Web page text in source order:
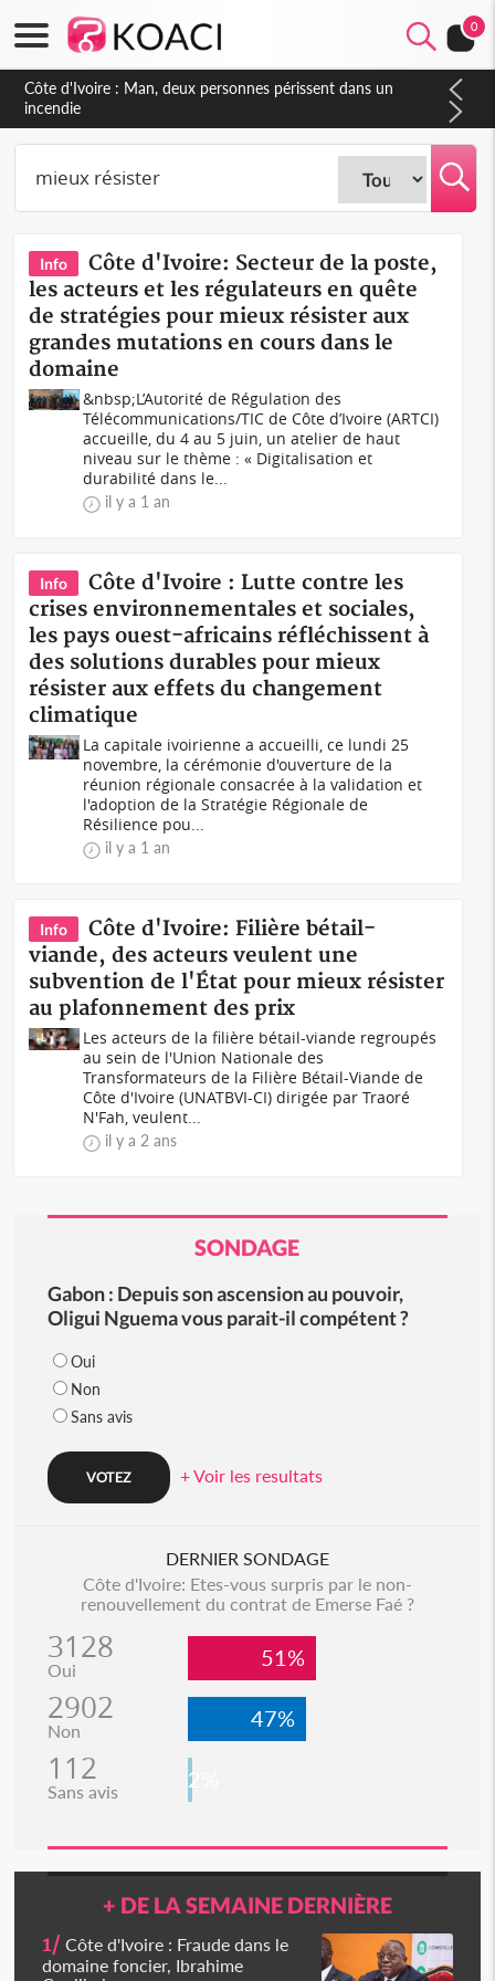
0
Côte d'Ivoire : Man, deux personnes périssent dans un
incendie
Info
Côte d'Ivoire: Secteur de la poste,
les acteurs et les régulateurs en quête
de stratégies pour mieux résister aux
grandes mutations en cours dans le
domaine
&nbsp;L’Autorité de Régulation des
Télécommunications/TIC de Côte d’Ivoire (ARTCI)
accueille, du 4 au 5 juin, un atelier de haut
niveau sur le thème : « Digitalisation et
durabilité dans le...
il y a 1 an
Info
Côte d'Ivoire : Lutte contre les
crises environnementales et sociales,
les pays ouest-africains réfléchissent à
des solutions durables pour mieux
résister aux effets du changement
climatique
La capitale ivoirienne a accueilli, ce lundi 25
novembre, la cérémonie d'ouverture de la
réunion régionale consacrée à la validation et
l'adoption de la Stratégie Régionale de
Résilience pou...
il y a 1 an
Info
Côte d'Ivoire: Filière bétail-
viande, des acteurs veulent une
subvention de l'État pour mieux résister
au plafonnement des prix
Les acteurs de la filière bétail-viande regroupés
au sein de l'Union Nationale des
Transformateurs de la Filière Bétail-Viande de
Côte d'Ivoire (UNATBVI-CI) dirigée par Traoré
N'Fah, veulent...
il y a 2 ans
SONDAGE
Gabon : Depuis son ascension au pouvoir,
Oligui Nguema vous parait-il compétent ?
Oui
Non
Sans avis
+ Voir les resultats
DERNIER SONDAGE
Côte d'Ivoire: Etes-vous surpris par le non-
renouvellement du contrat de Emerse Faé ?
3128
Oui 51%
2902
Non 47%
112
Sans avis 2%
+ DE LA SEMAINE DERNIÈRE
1/ Côte d'Ivoire : Fraude dans le
domaine foncier, Ibrahime